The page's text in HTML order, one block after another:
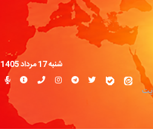
شنبه 17 مرداد 1405